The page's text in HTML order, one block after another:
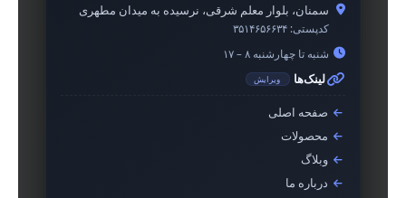
سمنان، بلوار معلم شرقی، نرسیده به میدان مطهری
کدپستی: ۳۵۱۴۶۵۶۶۳۴
شنبه تا چهارشنبه ۸ – ۱۷
لینک‌ها ویرایش
صفحه اصلی
محصولات
وبلاگ
درباره ما